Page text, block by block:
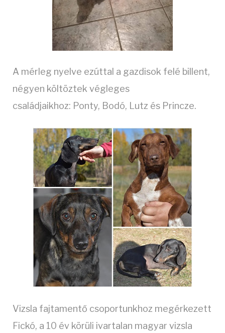
A mérleg nyelve ezúttal a gazdisok felé billent,
négyen költöztek végleges
családjaikhoz: Ponty, Bodó, Lutz és Princze.
Vizsla fajtamentő csoportunkhoz megérkezett
Fickó, a 10 év körüli ivartalan magyar vizsla